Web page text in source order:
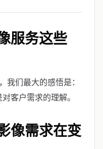
服务这些
我们最大的感悟是：
客户需求的理解。
像需求在变